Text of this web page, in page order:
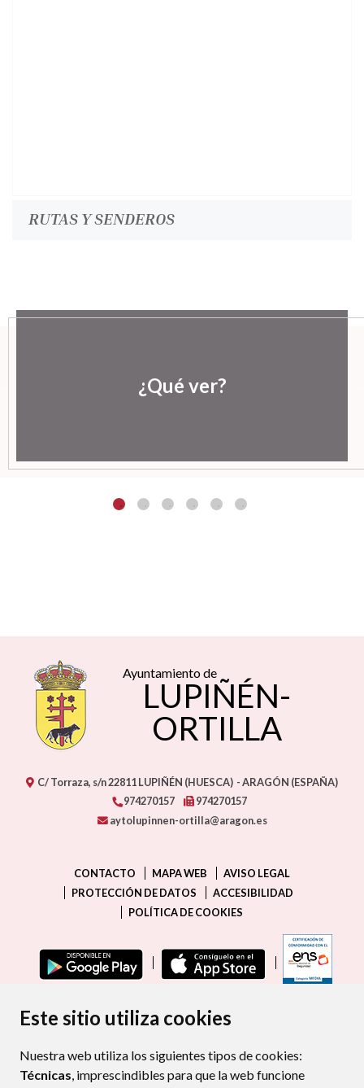
Este sitio utiliza cookies
Nuestra web utiliza los siguientes tipos de cookies:
Técnicas, imprescindibles para que la web funcione
RUTAS Y SENDEROS
¿Qué ver?
Ayuntamiento de
LUPIÑÉN-
ORTILLA
C/ Torraza, s/n22811LUPIÑÉN (HUESCA) - ARAGÓN (ESPAÑA)
974270157
974270157
aytolupinnen-ortilla@aragon.es
CONTACTO MAPA WEB
AVISO LEGAL
PROTECCIÓN DE DATOS
ACCESIBILIDAD
POLÍTICA DE COOKIES